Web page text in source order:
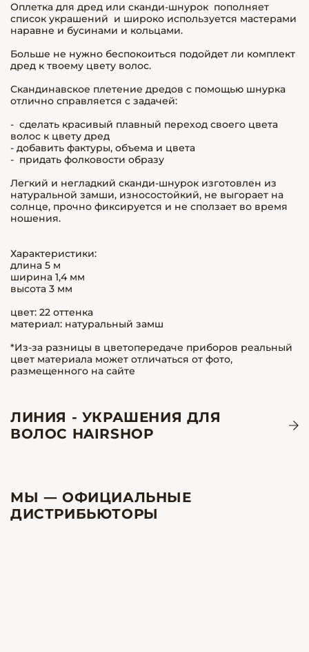
Оплетка для дред или сканди-шнурок пополняет
список украшений и широко используется мастерами
наравне и бусинами и кольцами.
Больше не нужно беспокоиться подойдет ли комплект
дред к твоему цвету волос.
Скандинавское плетение дредов с помощью шнурка
отлично справляется с задачей:
- сделать красивый плавный переход своего цвета
волос к цвету дред
- добавить фактуры, объема и цвета
- придать фолковости образу
Легкий и негладкий сканди-шнурок изготовлен из
натуральной замши, износостойкий, не выгорает на
солнце, прочно фиксируется и не сползает во время
ношения.
Характеристики:
длина 5 м
ширина 1,4 мм
высота 3 мм
цвет: 22 оттенка
материал: натуральный замш
*Из-за разницы в цветопередаче приборов реальный
цвет материала может отличаться от фото,
размещенного на сайте
ЛИНИЯ - УКРАШЕНИЯ ДЛЯ
ВОЛОС HAIRSHOP
МЫ — ОФИЦИАЛЬНЫЕ
ДИСТРИБЬЮТОРЫ